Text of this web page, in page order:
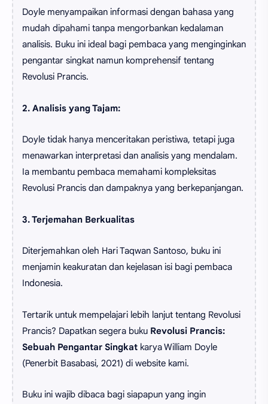
Doyle menyampaikan informasi dengan bahasa yang
mudah dipahami tanpa mengorbankan kedalaman
analisis. Buku ini ideal bagi pembaca yang menginginkan
pengantar singkat namun komprehensif tentang
Revolusi Prancis.
2. Analisis yang Tajam:
Doyle tidak hanya menceritakan peristiwa, tetapi juga
menawarkan interpretasi dan analisis yang mendalam.
Ia membantu pembaca memahami kompleksitas
Revolusi Prancis dan dampaknya yang berkepanjangan.
3. Terjemahan Berkualitas
Diterjemahkan oleh Hari Taqwan Santoso, buku ini
menjamin keakuratan dan kejelasan isi bagi pembaca
Indonesia.
Tertarik untuk mempelajari lebih lanjut tentang Revolusi
Prancis? Dapatkan segera buku Revolusi Prancis:
Sebuah Pengantar Singkat karya William Doyle
(Penerbit Basabasi, 2021) di website kami.
Buku ini wajib dibaca bagi siapapun yang ingin